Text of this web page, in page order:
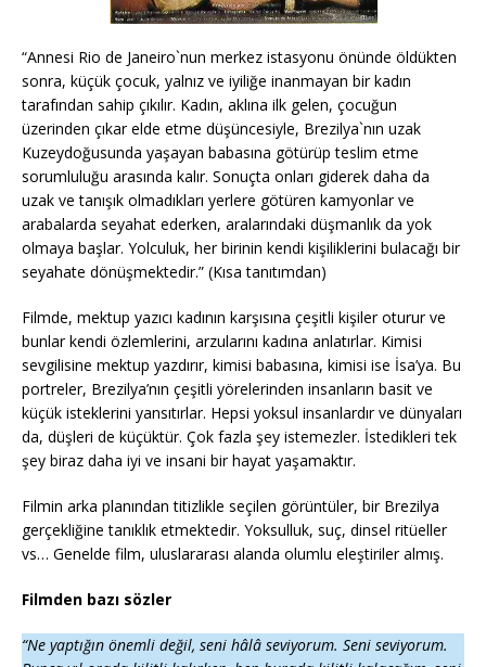
“Annesi Rio de Janeiro`nun merkez istasyonu önünde öldükten
sonra, küçük çocuk, yalnız ve iyiliğe inanmayan bir kadın
tarafından sahip çıkılır. Kadın, aklına ilk gelen, çocuğun
üzerinden çıkar elde etme düşüncesiyle, Brezilya`nın uzak
Kuzeydoğusunda yaşayan babasına götürüp teslim etme
sorumluluğu arasında kalır. Sonuçta onları giderek daha da
uzak ve tanışık olmadıkları yerlere götüren kamyonlar ve
arabalarda seyahat ederken, aralarındaki düşmanlık da yok
olmaya başlar. Yolculuk, her birinin kendi kişiliklerini bulacağı bir
seyahate dönüşmektedir.” (Kısa tanıtımdan)
Filmde, mektup yazıcı kadının karşısına çeşitli kişiler oturur ve
bunlar kendi özlemlerini, arzularını kadına anlatırlar. Kimisi
sevgilisine mektup yazdırır, kimisi babasına, kimisi ise İsa’ya. Bu
portreler, Brezilya’nın çeşitli yörelerinden insanların basit ve
küçük isteklerini yansıtırlar. Hepsi yoksul insanlardır ve dünyaları
da, düşleri de küçüktür. Çok fazla şey istemezler. İstedikleri tek
şey biraz daha iyi ve insani bir hayat yaşamaktır.
Filmin arka planından titizlikle seçilen görüntüler, bir Brezilya
gerçekliğine tanıklık etmektedir. Yoksulluk, suç, dinsel ritüeller
vs… Genelde film, uluslararası alanda olumlu eleştiriler almış.
Filmden bazı sözler
“Ne yaptığın önemli değil, seni hâlâ seviyorum. Seni seviyorum.